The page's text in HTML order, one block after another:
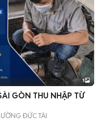
1
GÒN THU NHẬP TỪ
ĐỨC TÀI